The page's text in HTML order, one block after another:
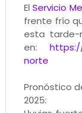
ElServicio
frente frío
esta tarde-
en:
norte
Pronóstico
2025: